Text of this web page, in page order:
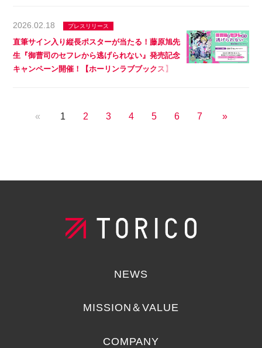
2026.02.18 プレスリリース
直筆サイン入り縦長ポスターが当たる！藤原旭先
生『御曹司のセフレから逃げられない』発売記念
キャンペーン開催！【ホーリンラブブックス】
« 1 2 3 4 5 6 7 »
NEWS
MISSION＆VALUE
COMPANY